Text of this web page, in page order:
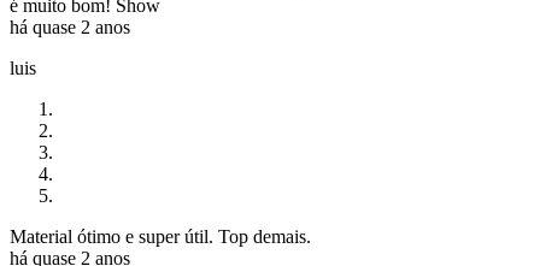
é muito bom! Show
há quase 2 anos
luis
Material ótimo e super útil. Top demais.
há quase 2 anos